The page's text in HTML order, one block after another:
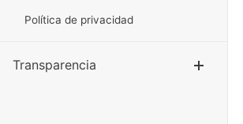
Política de privacidad
Transparencia